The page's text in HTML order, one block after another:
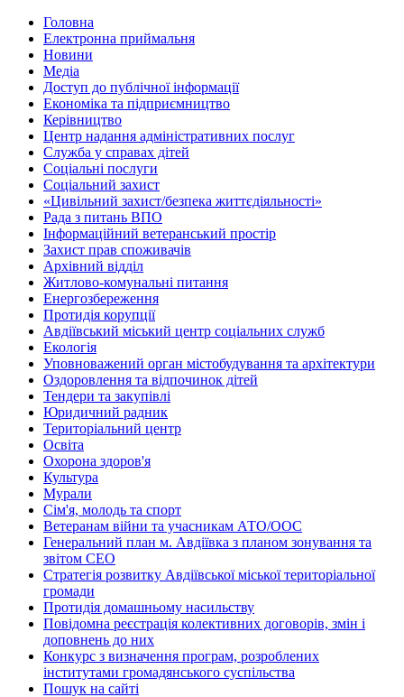
Головна
Електронна приймальня
Новини
Медіа
Доступ до публічної інформації
Економіка та підприємництво
Керівництво
Центр надання адміністративних послуг
Служба у справах дітей
Соціальні послуги
Соціальний захист
«Цивільний захист/безпека життєдіяльності»
Рада з питань ВПО
Інформаційний ветеранський простір
Захист прав споживачів
Архівний відділ
Житлово-комунальні питання
Енергозбереження
Протидія корупції
Авдіївський міський центр соціальних служб
Екологія
Уповноважений орган містобудування та архітектури
Оздоровлення та відпочинок дітей
Тендери та закупівлі
Юридичний радник
Територіальний центр
Освіта
Охорона здоров'я
Культура
Мурали
Сім'я, молодь та спорт
Ветеранам війни та учасникам АТО/ООС
Генеральний план м. Авдіївка з планом зонування та
звітом СЕО
Стратегія розвитку Авдіївської міської територіальної
громади
Протидія домашньому насильству
Повідомна реєстрація колективних договорів, змін і
доповнень до них
Конкурс з визначення програм, розроблених
інститутами громадянського суспільства
Пошук на сайті